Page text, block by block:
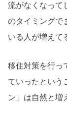
流がなくなって
のタイミングで
いる人が増えて
移住対策を行っ
ていったという
ン」は自然と増